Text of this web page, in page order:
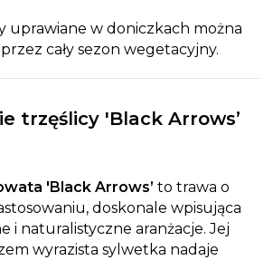
uprawiane w doniczkach można
cały sezon wegetacyjny.
trzęślicy 'Black Arrows’
'Black Arrows’ to trawa o
doskonale wpisująca
i naturalistyczne aranżacje. Jej
wyrazista sylwetka nadaje